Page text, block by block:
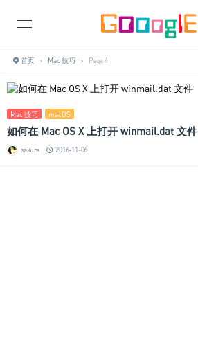
首页 › Mac 技巧 › Page 4
Mac 技巧 macOS
如何在 Mac OS X 上打开 winmail.dat 文件
sakura 2016-11-06